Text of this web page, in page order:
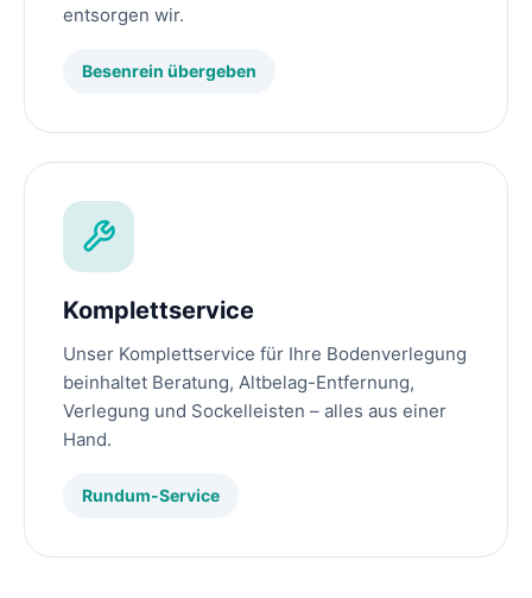
entsorgen wir.
Besenrein übergeben
Komplettservice
Unser Komplettservice für Ihre Bodenverlegung
beinhaltet Beratung, Altbelag-Entfernung,
Verlegung und Sockelleisten – alles aus einer
Hand.
Rundum-Service